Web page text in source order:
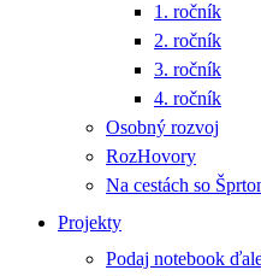
1. ročník
2. ročník
3. ročník
4. ročník
Osobný rozvoj
RozHovory
Na cestách so
Projekty
Podaj notebook